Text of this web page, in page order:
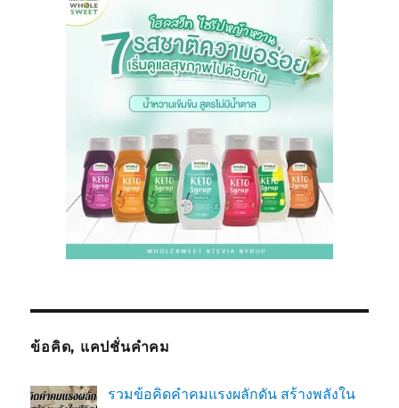
ข้อคิด, แคปชั่นคำคม
รวมข้อคิดคำคมแรงผลักดัน สร้างพลังใน